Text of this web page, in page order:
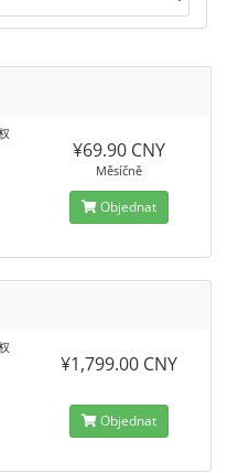
¥69.90 CNY
Měsíčně
Objednat
¥1,799.00 CNY
Objednat